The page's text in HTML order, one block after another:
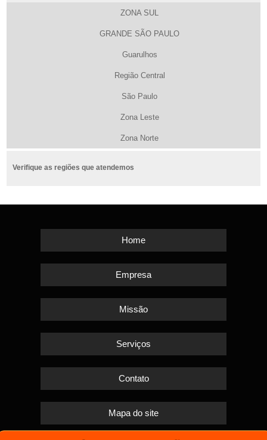
ZONA SUL
GRANDE SÃO PAULO
Guarulhos
Região Central
São Paulo
Zona Leste
Zona Norte
Verifique as regiões que atendemos
Home
Empresa
Missão
Serviços
Contato
Mapa do site